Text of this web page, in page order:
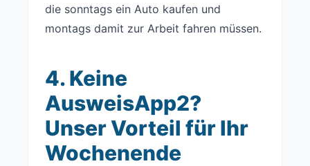
die sonntags ein Auto kaufen und
montags damit zur Arbeit fahren müssen.
4. Keine
AusweisApp2?
Unser Vorteil für Ihr
Wochenende